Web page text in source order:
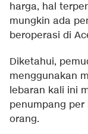
harga, hal
mungkin ada
beroperasi di
Diketahui,
menggunakan
lebaran kali ini
penumpang per
orang.